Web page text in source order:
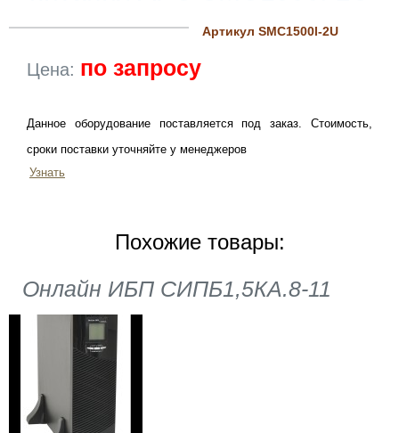
Артикул SMC1500l-2U
Цена: по запросу
Данное оборудование поставляется под заказ. Стоимость,
сроки поставки уточняйте у менеджеров
Узнать
Похожие товары:
Онлайн ИБП СИПБ1,5КА.8-11